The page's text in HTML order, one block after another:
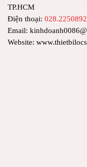
TP.HCM
Điện thoại:
Email:
Website: